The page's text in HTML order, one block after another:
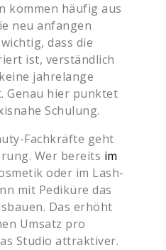
kommen häufig aus
neu anfangen
dass die
ist, verständlich
jahrelange
Genau hier punktet
Schulung.
Fachkräfte geht
Wer bereits im
oder im Lash-
mit Pediküre das
Das erhöht
Umsatz pro
Studio attraktiver.